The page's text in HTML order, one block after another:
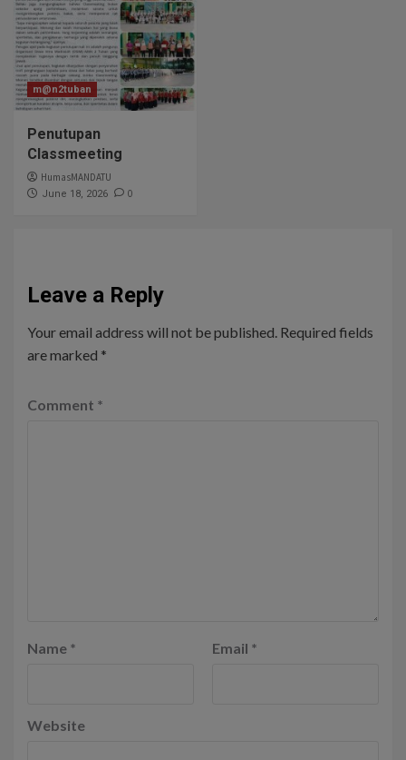
m@n2tuban
Penutupan
Classmeeting
HumasMANDATU
June 18, 2026 0
Leave a Reply
Your email address will not be published. Required fields
are marked *
Comment *
Name * Email *
Website